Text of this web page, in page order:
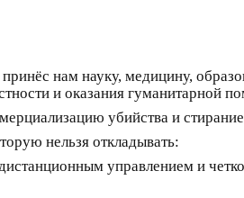
нам науку, медицину,
и оказания гуманитарной
убийства и
нельзя откладывать:
управлением и